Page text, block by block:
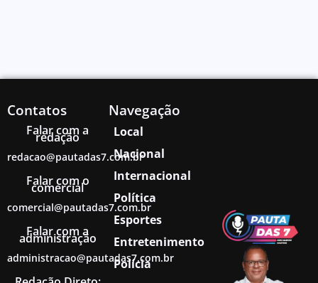
Contatos
Falar com a
redação
redacao@pautadas7.com.br
Falar com o
comercial
comercial@pautadas7.com.br
Falar com a
administração
administracao@pautadas7.com.br
Navegação
Local
Nacional
Internacional
Política
Esportes
Entretenimento
Polícia